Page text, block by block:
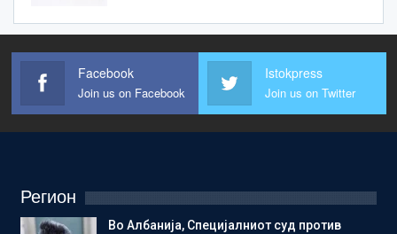
Facebook
Join us on Facebook
Istokpress
Join us on Twitter
Регион
Во Албанија, Специјалниот суд против